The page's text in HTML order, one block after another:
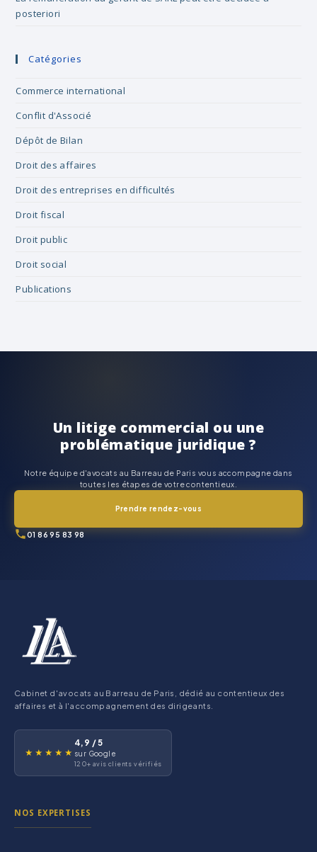
posteriori
Catégories
Commerce international
Conflit d'Associé
Dépôt de Bilan
Droit des affaires
Droit des entreprises en difficultés
Droit fiscal
Droit public
Droit social
Publications
Un litige commercial ou une
problématique juridique ?
Notre équipe d'avocats au Barreau de Paris vous accompagne dans
toutes les étapes de votre contentieux.
Prendre rendez-vous
01 86 95 83 98
Cabinet d'avocats au Barreau de Paris, dédié au contentieux des
affaires et à l'accompagnement des dirigeants.
★★★★★
4,9 / 5
sur Google
120+ avis clients vérifiés
NOS EXPERTISES